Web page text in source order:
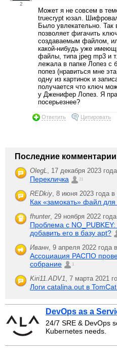
2
Может я не совсем в
truecrypt юзал.
Было увлекательно. Так
позволяет фигачить
создаваемым файлом,
какой-нибудь уже
файлы, типа jpeg mp3 и
лежала в папке Лопез с
попез (нравиться мне
одну из картинок и
получается что ключ
у Дженифер Лопез. Я
посерьезнее?
Ответить Цитировать
Последние комментарии
OlegL, 17 декабря 2023
Перекличка 21
REDkiy, 8 июня 2023 года
Как «замокать» файл
fhunter, 29 ноября 2022
Проблема с
добавить его в базу apt?
Иванн, 9 апреля 2022 года
Ассоциация РАСПО
собрание
1
Kiri11.ADV1, 7 марта 2021
Логи catalina.out в
DevOps as a
24/7 SRE & DevOps
Kubernetes needs.